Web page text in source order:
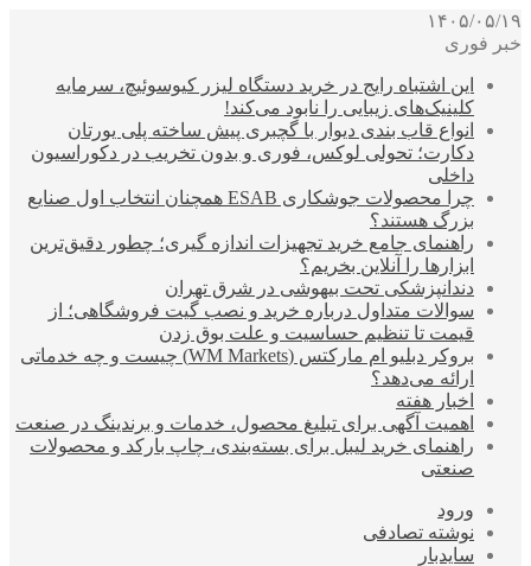
۱۴۰۵/۰۵/۱۹
خبر فوری
این اشتباه رایج در خرید دستگاه لیزر کیوسوئیچ، سرمایه
کلینیک‌های زیبایی را نابود می‌کند!
انواع قاب بندی دیوار با گچبری پیش ساخته پلی یورتان
دکارت؛ تحولی لوکس، فوری و بدون تخریب در دکوراسیون
داخلی
چرا محصولات جوشکاری ESAB همچنان انتخاب اول صنایع
بزرگ هستند؟
راهنمای جامع خرید تجهیزات اندازه گیری؛ چطور دقیق‌ترین
ابزارها را آنلاین بخریم؟
دندانپزشکی تحت بیهوشی در شرق تهران
سوالات متداول درباره خرید و نصب گیت فروشگاهی؛ از
قیمت تا تنظیم حساسیت و علت بوق زدن
بروکر دبلیو ام مارکتس (WM Markets) چیست و چه خدماتی
ارائه می‌دهد؟
اخبار هفته
اهمیت آگهی برای تبلیغ محصول، خدمات و برندینگ در صنعت
راهنمای خرید لیبل برای بسته‌بندی، چاپ بارکد و محصولات
صنعتی
ورود
نوشته تصادفی
سایدبار